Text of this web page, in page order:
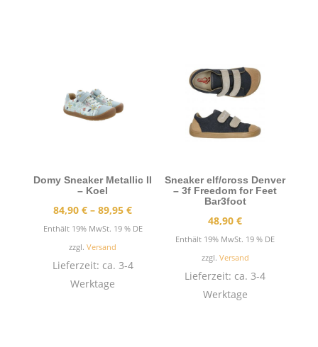
Domy Sneaker Metallic II
– Koel
84,90€ –89,95€Preisspanne:
84,90 €
89,95 €
Enthält 19% MwSt. 19 % DE
zzgl.Versand
Lieferzeit: ca. 3-4
Werktage
Sneaker elf/cross Denver
– 3f Freedom for Feet
Bar3foot
48,90€
Enthält 19% MwSt. 19 % DE
zzgl. Versand
Lieferzeit: ca. 3-4
Werktage